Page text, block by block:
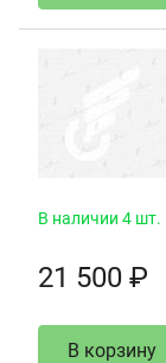
В наличии 4 шт.
21 500 ₽
В корзину